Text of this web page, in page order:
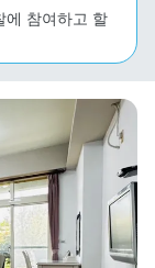
에 참여하고 할